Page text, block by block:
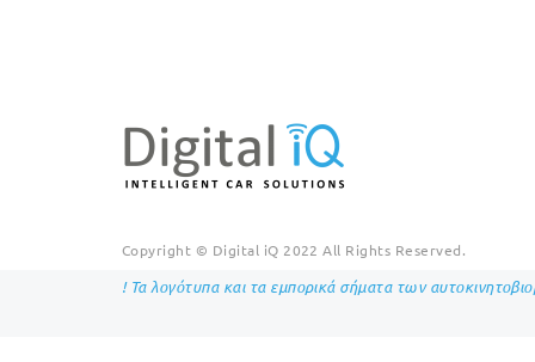
Copyright © Digital iQ 2022 All Rights Reserved.
! Τα λογότυπα και τα εμπορικά σήματα των